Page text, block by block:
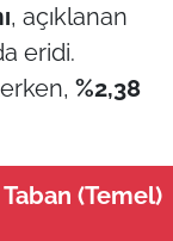
, açıklanan
eridi.
%2,38
(Temel)